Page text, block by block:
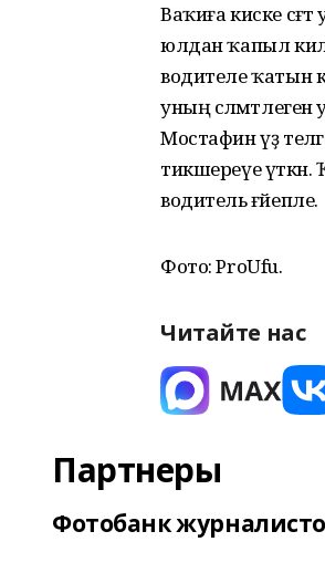
Ваҡиға киске
юлдан ҡапыл
водителе ҡатын
уның
Мостафин үҙ
тикшереүе
водитель ғәйепле.
Фото: ProUfu.
Читайте нас
Партнеры
Фотобанк